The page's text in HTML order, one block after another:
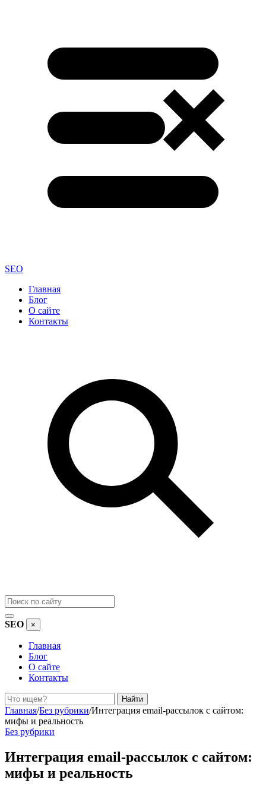
SEO
Главная
Блог
О сайте
Контакты
SEO ×
Главная
Блог
О сайте
Контакты
Поиск
Найти
Главная/Без рубрики/Интеграция email-рассылок с сайтом:
мифы и реальность
Без рубрики
Интеграция email-рассылок с сайтом:
мифы и реальность